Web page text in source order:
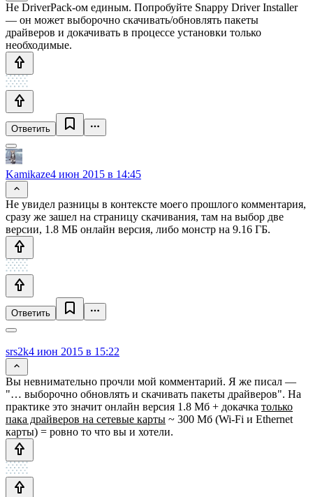
Не DriverPack-ом единым. Попробуйте Snappy Driver Installer
— он может выборочно скачивать/обновлять пакеты
драйверов и докачивать в процессе установки только
необходимые.
Ответить
Kamikaze4 июн 2015 в 14:45
Не увидел разницы в контексте моего прошлого комментария,
сразу же зашел на страницу скачивания, там на выбор две
версии, 1.8 МБ онлайн версия, либо монстр на 9.16 ГБ.
Ответить
srs2k4 июн 2015 в 15:22
Вы невнимательно прочли мой комментарий. Я же писал —
"… выборочно обновлять и скачивать пакеты драйверов". На
практике это значит онлайн версия 1.8 Мб + докачка только
пака драйверов на сетевые карты ~ 300 Мб (Wi-Fi и Ethernet
карты) = ровно то что вы и хотели.